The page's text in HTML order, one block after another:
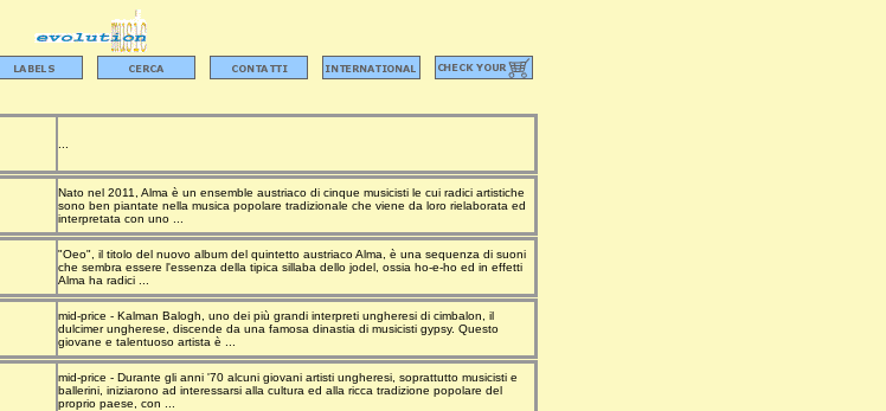
Nato nel 2011, Alma è un ensemble austriaco di cinque musicisti le cui radici artistiche
sono ben piantate nella musica popolare tradizionale che viene da loro rielaborata ed
interpretata con uno ...
"Oeo", il titolo del nuovo album del quintetto austriaco Alma, è una sequenza di suoni
che sembra essere l'essenza della tipica sillaba dello jodel, ossia ho-e-ho ed in effetti
Alma ha radici ...
mid-price - Kalman Balogh, uno dei più grandi interpreti ungheresi di cimbalon, il
dulcimer ungherese, discende da una famosa dinastia di musicisti gypsy. Questo
giovane e talentuoso artista è ...
mid-price - Durante gli anni '70 alcuni giovani artisti ungheresi, soprattutto musicisti e
ballerini, iniziarono ad interessarsi alla cultura ed alla ricca tradizione popolare del
proprio paese, con ...